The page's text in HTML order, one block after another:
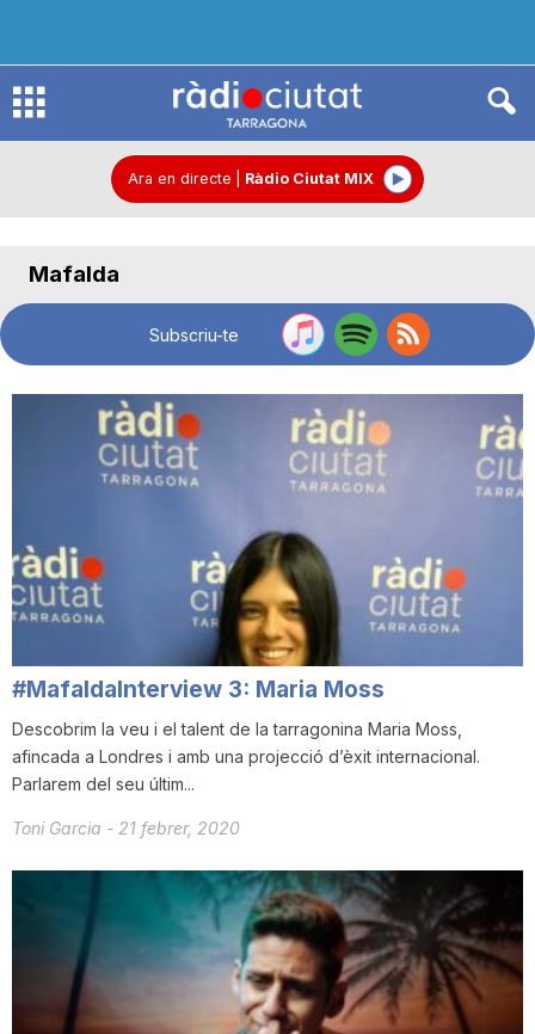
R
i
a
t
Ara en directe Ràdio Ciutat MIX
Mafalda
Subscriu-te
#MafaldaInterview 3: Maria Moss
Descobrim la veu i el talent de la tarragonina Maria Moss,
afincada a Londres i amb una projecció d’èxit internacional.
Parlarem del seu últim...
Toni Garcia - 21 febrer, 2020